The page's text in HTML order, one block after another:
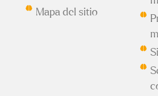
Mapa del sitio